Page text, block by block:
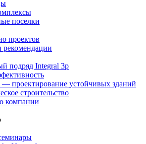
поселки
проектов
подряд Integral 3p
— проектирование устойчивых зданий
строительство
компании